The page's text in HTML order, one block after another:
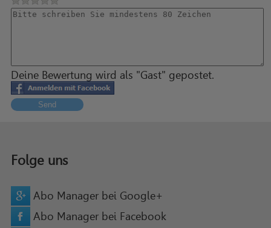
Deine Bewertung wird als "Gast" gepostet.
Send
Folge uns
Abo Manager bei Google+
Abo Manager bei Facebook